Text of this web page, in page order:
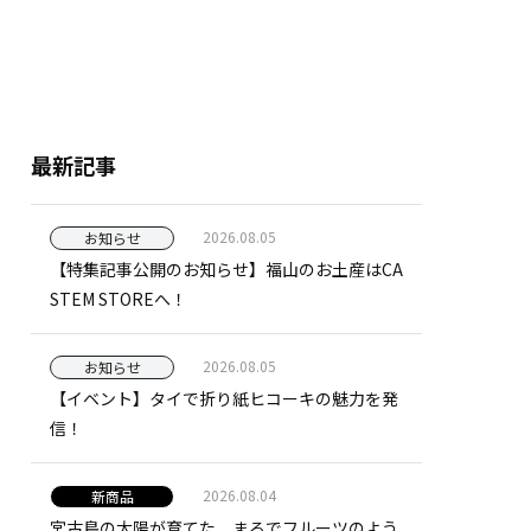
最新記事
お知らせ 2026.08.05
【特集記事公開のお知らせ】福山のお土産はCA
STEM STOREへ！
お知らせ 2026.08.05
【イベント】タイで折り紙ヒコーキの魅力を発
信！
新商品 2026.08.04